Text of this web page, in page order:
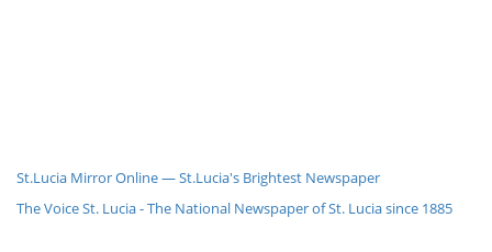
St.Lucia Mirror Online — St.Lucia's Brightest Newspaper
The Voice St. Lucia - The National Newspaper of St. Lucia since 1885